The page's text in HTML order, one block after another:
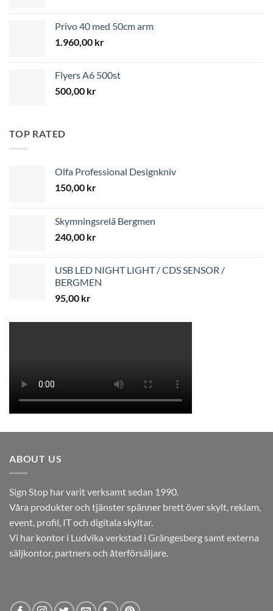
Privo 40 med 50cm arm
1.960,00 kr
Flyers A6 500st
500,00 kr
TOP RATED
Olfa Professional Designkniv
150,00 kr
Skymningsrelä Bergmen
240,00 kr
USB LED NIGHT LIGHT / CDS SENSOR /
BERGMEN
95,00 kr
ABOUT US
Sign Stop har varit verksamt sedan 1990.
Våra produkter och tjänster spänner brett över skylt, reklam,
event, profil, IT och digitala skyltar.
Vi har kontor i Ludvika verkstad i Grängesberg samt externa
säljkontor, partners och återförsäljare.